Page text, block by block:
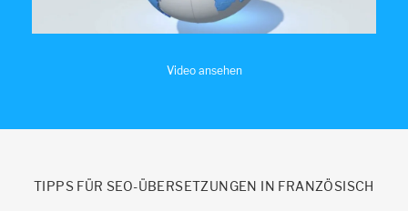
Video ansehen
TIPPS FÜR SEO-ÜBERSETZUNGEN IN FRANZÖSISCH